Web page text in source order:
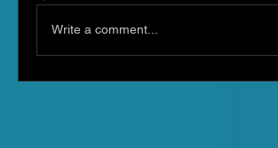
Write a comment...